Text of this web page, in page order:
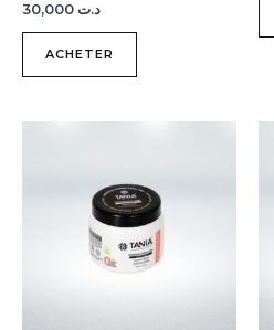
د.ت
ACHETER